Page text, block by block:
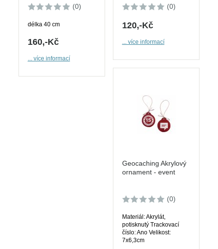
(0)
délka 40 cm
160,-Kč
... více informací
(0)
120,-Kč
... více informací
Geocaching Akrylový
ornament - event
(0)
Materiál: Akrylát,
potisknutý Trackovací
číslo: Ano Velikost:
7x6,3cm